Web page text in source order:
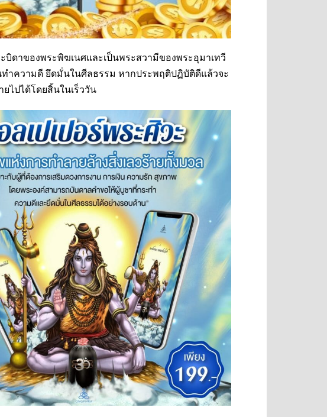
ดาของพระพิฆเนศและเป็นพระสวามีของพระอุมาเทวี
ำความดี ยึดมั่นในศีลธรรม หากประพฤติปฏิบัติดีแล้วจะ
ไปได้โดยสิ้นในเร็ววัน